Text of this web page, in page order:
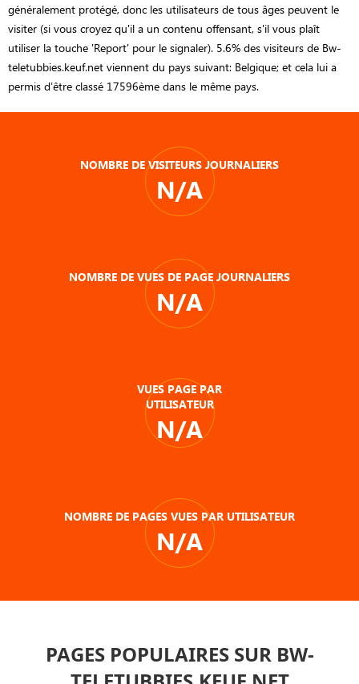
généralement protégé, donc les utilisateurs de tous âges peuvent le
visiter (si vous croyez qu'il a un contenu offensant, s'il vous plaît
utiliser la touche 'Report' pour le signaler). 5.6% des visiteurs de Bw-
teletubbies.keuf.net viennent du pays suivant: Belgique; et cela lui a
permis d’être classé 17596ème dans le même pays.
NOMBRE DE VISITEURS JOURNALIERS
N/A
NOMBRE DE VUES DE PAGE JOURNALIERS
N/A
VUES PAGE PAR
UTILISATEUR
N/A
NOMBRE DE PAGES VUES PAR UTILISATEUR
N/A
PAGES POPULAIRES SUR BW-